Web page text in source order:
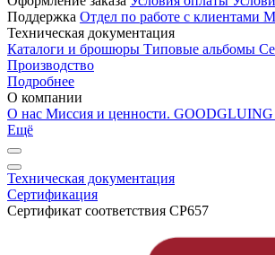
Поддержка Отдел по работе с клиентами
Техническая документация
Каталоги и брошюры Типовые альбомы
Производство
Подробнее
О компании
О нас Миссия и ценности. GOODGLUING
Ещё
Техническая документация
Сертификация
Сертификат соответствия CP657